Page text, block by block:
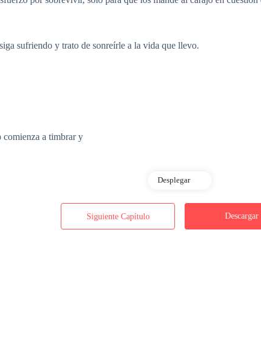
sufriendo y trato de sonreírle a la vida que llevo.
comienza a timbrar y
de Angela. Bonito momento para llamar, Angie.
Desplegar
Siguiente Capítulo Descargar